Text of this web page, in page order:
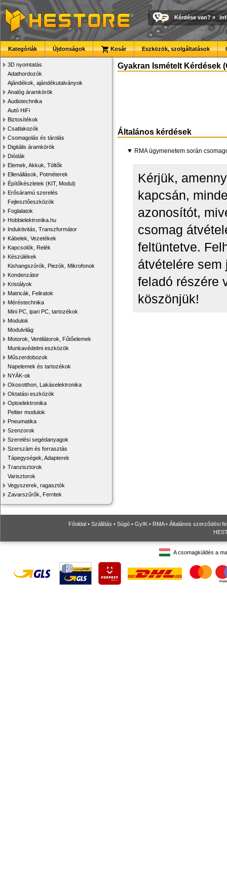
Kérdése van? »
Kategóriák Újdonságok Kosár Eszközök, szolgáltatások
3D nyomtatás
Adathordozók
Ajándékok, ajándékutalványok
Analóg áramkörök
Audiotechnika
Autó HiFi
Biztosítékok
Csatlakozók
Csomagolás és tárolás
Digitális áramkörök
Diódák
Elemek, Akkuk, Töltők
Ellenállások, Potméterek
Építőkészletek (KIT, Modul)
Erősáramú szerelés
Fejlesztőeszközök
Foglalatok
Hobbielektronika.hu
Induktivitás, Transzformátor
Kábelek, Vezetékek
Kapcsolók, Relék
Készülékek
Kishangszórók, Piezók, Mikrofonok
Kondenzátor
Kristályok
Matricák, Feliratok
Méréstechnika
Mini PC, ipari PC, tartozékok
Modulok
Modulvilág
Motorok, Ventilátorok, Fűtőelemek
Munkavédelmi eszközök
Műszerdobozok
Napelemek és tartozékok
NYÁK-ok
Okosotthon, Lakáselektronika
Oktatási eszközök
Optoelektronika
Peltier modulok
Pneumatika
Szenzorok
Szerelési segédanyagok
Szerszám és forrasztás
Tápegységek, Adapterek
Tranzisztorok
Varisztorok
Vegyszerek, ragasztók
Zavarszűrők, Ferritek
Gyakran Ismételt Kérdések
Általános kérdések
RMA ügymenetem során
Kérjük,
kapcsán,
azonosítót,
csomag
feltüntetve.
átvételére
feladó részére
köszönjük!
Főoldal • Szállítás • Súgó • GyIK • RMA• Általános szerződési
A csomagküldés a